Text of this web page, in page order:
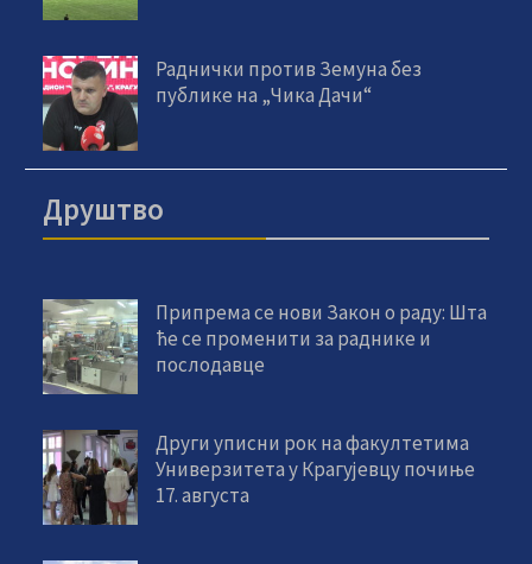
Раднички против Земуна без
публике на „Чика Дачи“
Друштво
Припрема се нови Закон о раду: Шта
ће се променити за раднике и
послодавце
Други уписни рок на факултетима
Универзитета у Крагујевцу почиње
17. августа